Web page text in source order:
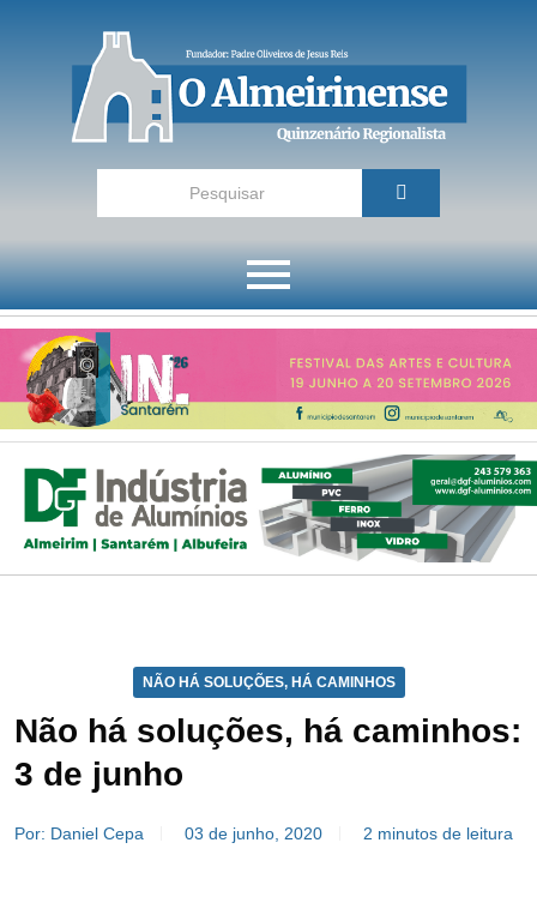
NÃO HÁ SOLUÇÕES, HÁ CAMINHOS
Não há soluções, há caminhos:
3 de junho
Por: Daniel Cepa 03 de junho, 2020 2 minutos de leitura